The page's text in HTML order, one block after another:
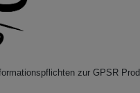
zur GPSR